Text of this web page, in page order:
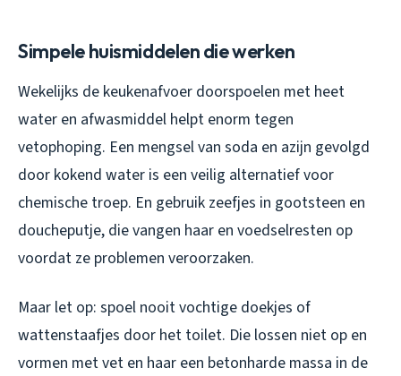
Simpele huismiddelen die werken
Wekelijks de keukenafvoer doorspoelen met heet
water en afwasmiddel helpt enorm tegen
vetophoping. Een mengsel van soda en azijn gevolgd
door kokend water is een veilig alternatief voor
chemische troep. En gebruik zeefjes in gootsteen en
doucheputje, die vangen haar en voedselresten op
voordat ze problemen veroorzaken.
Maar let op: spoel nooit vochtige doekjes of
wattenstaafjes door het toilet. Die lossen niet op en
vormen met vet en haar een betonharde massa in de